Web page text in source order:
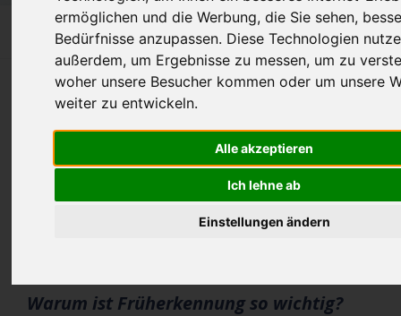
ermöglichen und die Werbung, die Sie sehen,
Bedürfnisse anzupassen. Diese Technologien
außerdem, um Ergebnisse zu messen, um zu
woher unsere Besucher kommen oder um unsere
weiter zu entwickeln.
Alle akzeptieren
Ich lehne ab
Einstellungen ändern
Home»Fachbeiträge»Prostatakrebs: Was tun?
Prostatakrebs: Was tun? Infos zu
Prostatakrebs gehört zu den häufigsten Krebserkrankungen
bei Männern. Doch was genau bedeutet eine solche
Diagnose, welche Behandlungsmöglichkeiten gibt es, und
welche Rolle spielt die Fusionsbiopsie dabei? In diesem
Warum ist Früherkennung so wichtig?